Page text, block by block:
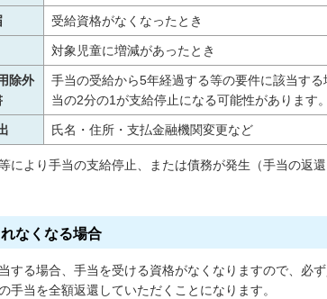
受給資格がなくなったとき
対象児童に増減があったとき
除外
手当の受給から5年経過する等の要件に該当す
当の2分の1が支給停止になる可能性があります。
氏名・住所・支払金融機関変更など
により手当の支給停止、または債務が発生（手当の返
なくなる場合
する場合、手当を受ける資格がなくなりますので、必
手当を全額返還していただくことになります。